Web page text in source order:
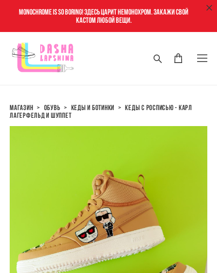
Monochrome is so boring! Здесь царит немонохром. Закажи свой
кастом любой вещи.
магазин > обувь > кеды и ботинки > кеды с росписью - карл
лагерфельд и шуппет